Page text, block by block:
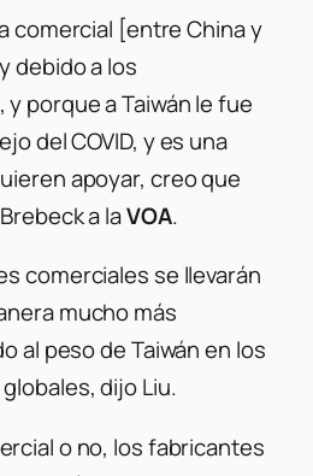
comercial [entre China y
debido a los
porque a Taiwán le fue
del COVID, y es una
apoyar, creo que
a laVOA.
comerciales se llevarán
mucho más
al peso de Taiwán en los
dijo Liu.
o no, los fabricantes